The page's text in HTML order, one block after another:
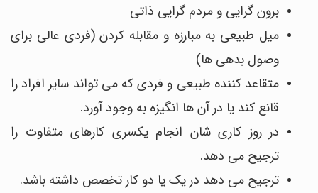
برون گرایی و مردم گرایی ذاتی
میل طبیعی به مبارزه و مقابله کردن (فردی عالی برای
وصول بدهی ها)
متقاعد کننده طبیعی و فردی که می تواند سایر افراد را
قانع کند یا در آن ها انگیزه به وجود آورد.
در روز کاری شان انجام یکسری کارهای متفاوت را
ترجیح می دهد.
ترجیح می دهد در یک یا دو کار تخصص داشته باشد.